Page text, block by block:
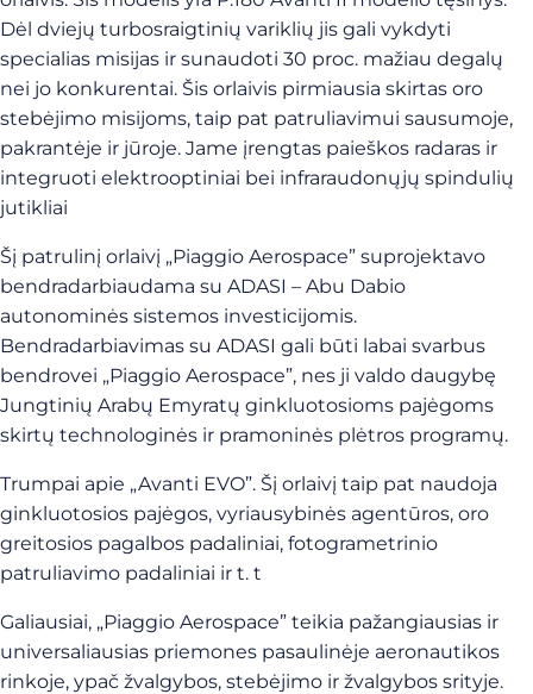
Dėl dviejų turbosraigtinių variklių jis gali vykdyti
specialias misijas ir sunaudoti 30 proc. mažiau degalų
nei jo konkurentai. Šis orlaivis pirmiausia skirtas oro
stebėjimo misijoms, taip pat patruliavimui sausumoje,
pakrantėje ir jūroje. Jame įrengtas paieškos radaras ir
integruoti elektrooptiniai bei infraraudonųjų spindulių
jutikliai
Šį patrulinį orlaivį „Piaggio Aerospace” suprojektavo
bendradarbiaudama su ADASI – Abu Dabio
autonominės sistemos investicijomis.
Bendradarbiavimas su ADASI gali būti labai svarbus
bendrovei „Piaggio Aerospace”, nes ji valdo daugybę
Jungtinių Arabų Emyratų ginkluotosioms pajėgoms
skirtų technologinės ir pramoninės plėtros programų.
Trumpai apie „Avanti EVO”. Šį orlaivį taip pat naudoja
ginkluotosios pajėgos, vyriausybinės agentūros, oro
greitosios pagalbos padaliniai, fotogrametrinio
patruliavimo padaliniai ir t. t
Galiausiai, „Piaggio Aerospace” teikia pažangiausias ir
universaliausias priemones pasaulinėje aeronautikos
rinkoje, ypač žvalgybos, stebėjimo ir žvalgybos srityje.